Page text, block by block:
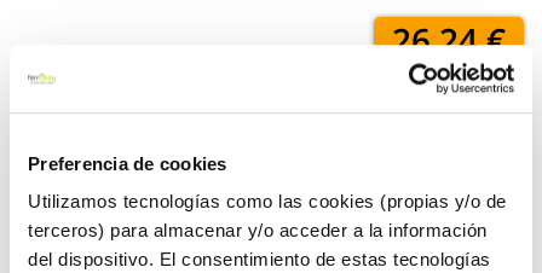
Preferencia de cookies
Utilizamos tecnologías como las cookies (propias y/o de
terceros) para almacenar y/o acceder a la información
del dispositivo. El consentimiento de estas tecnologías
26,24 €
Click&Collect - Recogida gratis
en nuestras tiendas
Envío a domicilio:
5 días hábiles